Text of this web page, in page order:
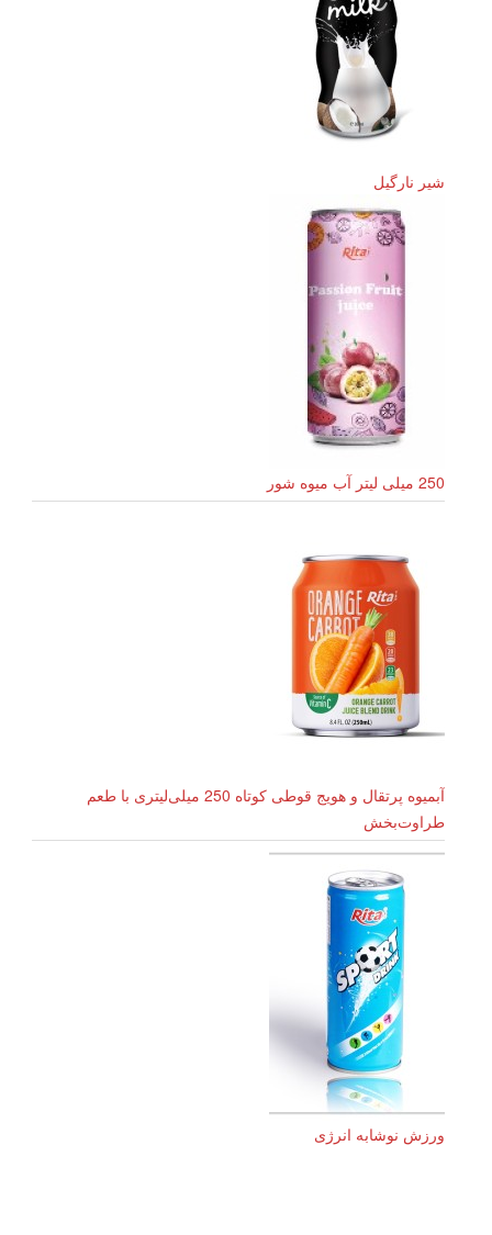
شیر نارگیل
250 میلی لیتر آب میوه شور
آبمیوه پرتقال و هویج قوطی کوتاه 250 میلی‌لیتری با طعم
طراوت‌بخش
ورزش نوشابه انرژی